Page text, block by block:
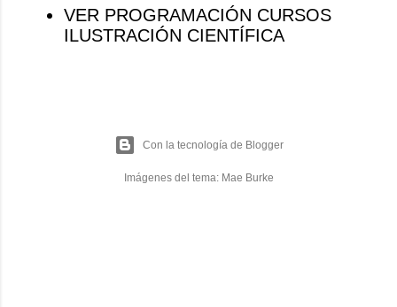
VER PROGRAMACIÓN CURSOS
ILUSTRACIÓN CIENTÍFICA
Con la tecnología de Blogger
Imágenes del tema: Mae Burke